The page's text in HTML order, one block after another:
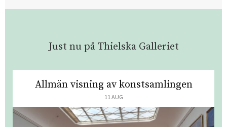
Just nu på Thielska Galleriet
Allmän visning av konstsamlingen
11 AUG